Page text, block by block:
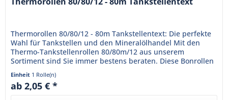
Thermorollen 80/80/12 - 80m Tankstellentext: Die perfekte
Wahl für Tankstellen und den Mineralölhandel Mit den
Thermo-Tankstellenrollen 80/80m/12 aus unserem
Sortiment sind Sie immer bestens beraten. Diese Bonrollen
sind bereits mit...
Einheit 1 Rolle(n)
ab 2,05 € *